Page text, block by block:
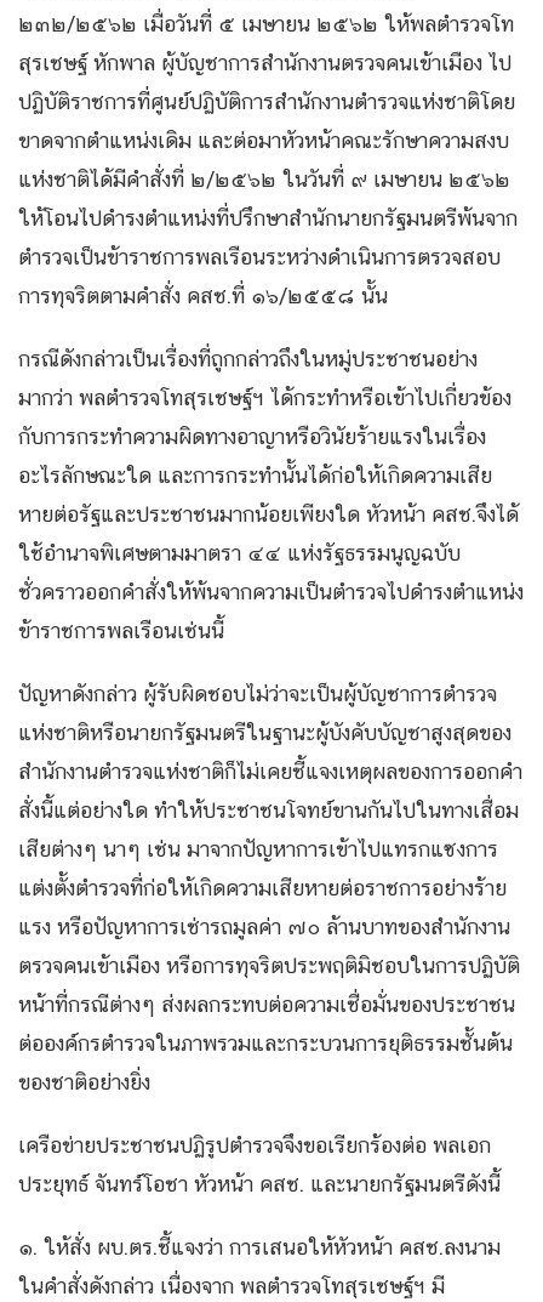
๒๓๒/๒๕๖๒ เมื่อวันที่ ๕ เมษายน ๒๕๖๒ ให้พลตำรวจโท
สุรเชษฐ์ หักพาล ผู้บัญชาการสำนักงานตรวจคนเข้าเมือง ไป
ปฏิบัติราชการที่ศูนย์ปฏิบัติการสำนักงานตำรวจแห่งชาติโดย
ขาดจากตำแหน่งเดิม และต่อมาหัวหน้าคณะรักษาความสงบ
แห่งชาติได้มีคำสั่งที่ ๒/๒๕๖๒ ในวันที่ ๙ เมษายน ๒๕๖๒
ให้โอนไปดำรงตำแหน่งที่ปรึกษาสำนักนายกรัฐมนตรีพ้นจาก
ตำรวจเป็นข้าราชการพลเรือนระหว่างดำเนินการตรวจสอบ
การทุจริตตามคำสั่ง คสช.ที่ ๑๖/๒๕๕๘ นั้น
กรณีดังกล่าวเป็นเรื่องที่ถูกกล่าวถึงในหมู่ประชาชนอย่าง
มากว่า พลตำรวจโทสุรเชษฐ์ฯ ได้กระทำหรือเข้าไปเกี่ยวข้อง
กับการกระทำความผิดทางอาญาหรือวินัยร้ายแรงในเรื่อง
อะไรลักษณะใด และการกระทำนั้นได้ก่อให้เกิดความเสีย
หายต่อรัฐและประชาชนมากน้อยเพียงใด หัวหน้า คสช.จึงได้
ใช้อำนาจพิเศษตามมาตรา ๔๔ แห่งรัฐธรรมนูญฉบับ
ชั่วคราวออกคำสั่งให้พ้นจากความเป็นตำรวจไปดำรงตำแหน่ง
ข้าราชการพลเรือนเช่นนี้
ปัญหาดังกล่าว ผู้รับผิดชอบไม่ว่าจะเป็นผู้บัญชาการตำรวจ
แห่งชาติหรือนายกรัฐมนตรีในฐานะผู้บังคับบัญชาสูงสุดของ
สำนักงานตำรวจแห่งชาติก็ไม่เคยชี้แจงเหตุผลของการออกคำ
สั่งนี้แต่อย่างใด ทำให้ประชาชนโจทย์ขานกันไปในทางเสื่อม
เสียต่างๆ นาๆ เช่น มาจากปัญหาการเข้าไปแทรกแซงการ
แต่งตั้งตำรวจที่ก่อให้เกิดความเสียหายต่อราชการอย่างร้าย
แรง หรือปัญหาการเช่ารถมูลค่า ๗๐ ล้านบาทของสำนักงาน
ตรวจคนเข้าเมือง หรือการทุจริตประพฤติมิชอบในการปฏิบัติ
หน้าที่กรณีต่างๆ ส่งผลกระทบต่อความเชื่อมั่นของประชาชน
ต่อองค์กรตำรวจในภาพรวมและกระบวนการยุติธรรมชั้นต้น
ของชาติอย่างยิ่ง
เครือข่ายประชาชนปฏิรูปตำรวจจึงขอเรียกร้องต่อ พลเอก
ประยุทธ์ จันทร์โอชา หัวหน้า คสช. และนายกรัฐมนตรีดังนี้
๑. ให้สั่ง ผบ.ตร.ชี้แจงว่า การเสนอให้หัวหน้า คสช.ลงนาม
ในคำสั่งดังกล่าว เนื่องจาก พลตำรวจโทสุรเชษฐ์ฯ มี